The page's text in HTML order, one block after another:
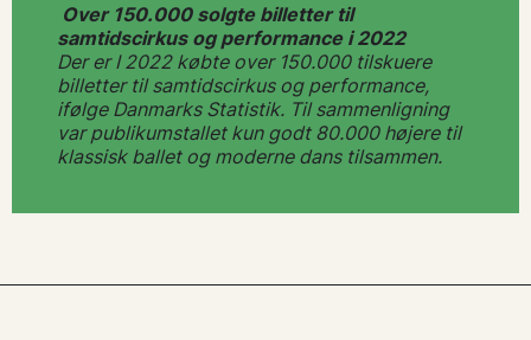
Over 150.000 solgte billetter til
samtidscirkus og performance i 2022
Der er I 2022 købte over 150.000 tilskuere
billetter til samtidscirkus og performance,
ifølge Danmarks Statistik. Til sammenligning
var publikumstallet kun godt 80.000 højere til
klassisk ballet og moderne dans tilsammen.